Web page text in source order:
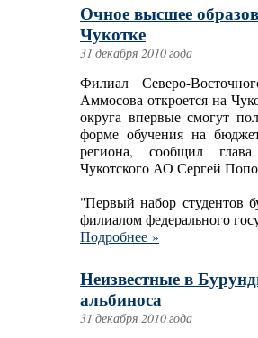
Очное высшее
Чукотке
31 декабря 2010 года
Филиал Северо-
Аммосова откроется на
округа впервые смогут
форме обучения на
региона, сообщил
Чукотского АО Сергей
"Первый набор студентов
филиалом федерального
Подробнее »
Неизвестные в
альбиноса
31 декабря 2010 года